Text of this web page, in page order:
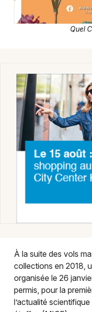
Newsletter des
Magazine à
Actus tourisme &
Restaurants
68 - Haut-Rhin
Mon email
Quel
À la suite des vols
collections en 2018,
organisée le 26
permis, pour la
l’actualité